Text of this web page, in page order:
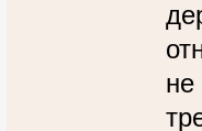
не